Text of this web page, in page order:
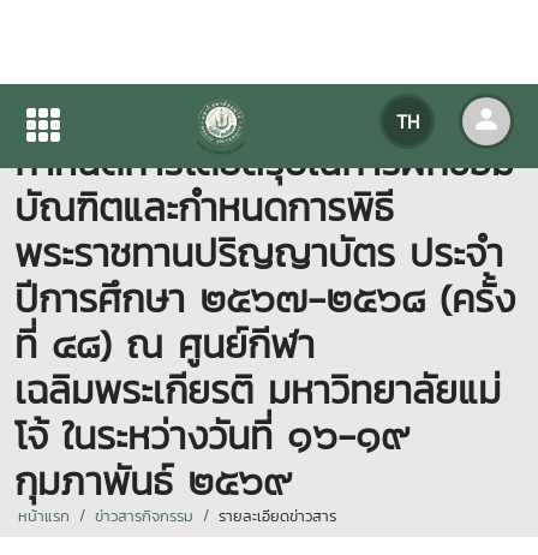
TH
Update 12 ก.พ. 2569
กำหนดการโดยสรุปในการฝึกซ้อม
บัณฑิตและกำหนดการพิธี
พระราชทานปริญญาบัตร ประจำ
ปีการศึกษา ๒๕๖๗-๒๕๖๘ (ครั้ง
ที่ ๔๘) ณ ศูนย์กีฬา
เฉลิมพระเกียรติ มหาวิทยาลัยแม่
โจ้ ในระหว่างวันที่ ๑๖-๑๙
กุมภาพันธ์ ๒๕๖๙
หน้าแรก ข่าวสารกิจกรรม รายละเอียดข่าวสาร